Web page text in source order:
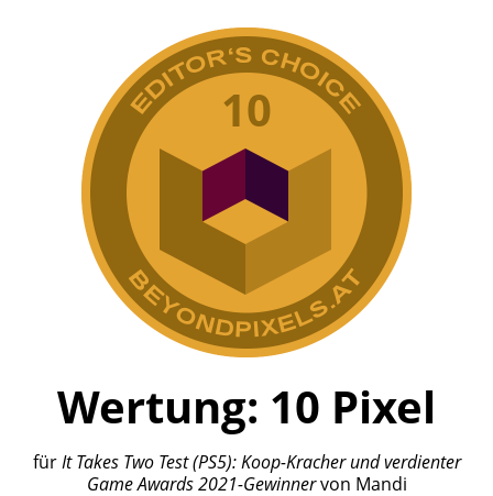
10
Wertung: 10 Pixel
fürIt Takes TwoTest (PS5): Koop-Kracher und verdienter
Game Awards 2021-Gewinner von Mandi